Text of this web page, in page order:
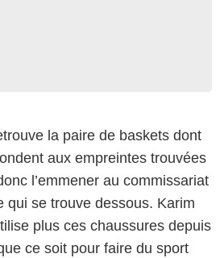
la paire de baskets dont
aux empreintes trouvées
l’emmener au commissariat
qui se trouve dessous. Karim
plus ces chaussures depuis
ce soit pour faire du sport